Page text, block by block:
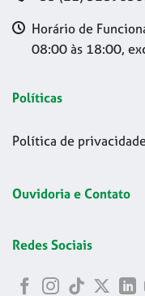
Horário de
08:00 às 18:00,
Políticas
Política de
Ouvidoria e Contato
Redes Sociais